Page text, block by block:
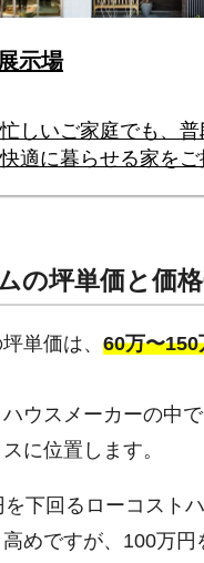
示場
しいご家庭でも、
適に暮らせる家をご
の坪単価と価
単価は、 60万〜150
ウスメーカーの中
に位置します。
下回るローコスト
めですが、100万円